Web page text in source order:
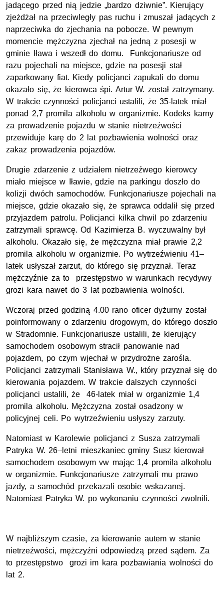
jadącego przed nią jedzie „bardzo dziwnie”. Kierujący
zjeżdżał na przeciwległy pas ruchu i zmuszał jadących z
naprzeciwka do zjechania na pobocze. W pewnym
momencie mężczyzna zjechał na jedną z posesji w
gminie Iława i wszedł do domu. Funkcjonariusze od
razu pojechali na miejsce, gdzie na posesji stał
zaparkowany fiat. Kiedy policjanci zapukali do domu
okazało się, że kierowca śpi. Artur W. został zatrzymany.
W trakcie czynności policjanci ustalili, że 35-latek miał
ponad 2,7 promila alkoholu w organizmie. Kodeks karny
za prowadzenie pojazdu w stanie nietrzeźwości
przewiduje karę do 2 lat pozbawienia wolności oraz
zakaz prowadzenia pojazdów.
Drugie zdarzenie z udziałem nietrzeźwego kierowcy
miało miejsce w Iławie, gdzie na parkingu doszło do
kolizji dwóch samochodów. Funkcjonariusze pojechali na
miejsce, gdzie okazało się, że sprawca oddalił się przed
przyjazdem patrolu. Policjanci kilka chwil po zdarzeniu
zatrzymali sprawcę. Od Kazimierza B. wyczuwalny był
alkoholu. Okazało się, że mężczyzna miał prawie 2,2
promila alkoholu w organizmie. Po wytrzeźwieniu 41–
latek usłyszał zarzut, do którego się przyznał. Teraz
mężczyźnie za to przestępstwo w warunkach recydywy
grozi kara nawet do 3 lat pozbawienia wolności.
Wczoraj przed godziną 4.00 rano oficer dyżurny został
poinformowany o zdarzeniu drogowym, do którego doszło
w Stradomnie. Funkcjonariusze ustalili, że kierujący
samochodem osobowym stracił panowanie nad
pojazdem, po czym wjechał w przydrożne zarośla.
Policjanci zatrzymali Stanisława W., który przyznał się do
kierowania pojazdem. W trakcie dalszych czynności
policjanci ustalili, że 46-latek miał w organizmie 1,4
promila alkoholu. Mężczyzna został osadzony w
policyjnej celi. Po wytrzeźwieniu usłyszy zarzuty.
Natomiast w Karolewie policjanci z Susza zatrzymali
Patryka W. 26–letni mieszkaniec gminy Susz kierował
samochodem osobowym vw mając 1,4 promila alkoholu
w organizmie. Funkcjonariusze zatrzymali mu prawo
jazdy, a samochód przekazali osobie wskazanej.
Natomiast Patryka W. po wykonaniu czynności zwolnili.
W najbliższym czasie, za kierowanie autem w stanie
nietrzeźwości, mężczyźni odpowiedzą przed sądem. Za
to przestępstwo grozi im kara pozbawiania wolności do
lat 2.